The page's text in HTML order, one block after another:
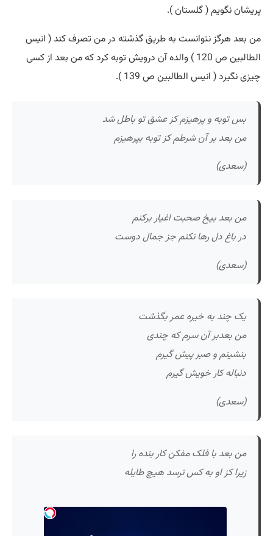
پریشان نگویم ( گلستان ).
من بعد هرگز نتوانست به طریق گذشته در من تصرف کند ( انیس
الطالبین ص 120 ) والده آن درویش توبه کرد که من بعد از کسی
چیزی نگیرد ( انیس الطالبین ص 139 ).
بس توبه و پرهیزم کز عشق تو باطل شد
من بعد بر آن شرطم کز توبه بپرهیزم
(سعدی)
من بعد بیخ صحبت اغیار برکنم
در باغ دل رها نکنم جز جمال دوست
(سعدی)
یک چند به خیره عمر بگذشت
من بعدبر آن سرم که چندی
بنشینم و صبر پیش گیرم
دنباله کار خویش گیرم
(سعدی)
من بعد با فلک مفکن کار بنده را
زیرا کز او به کس نرسد هیچ طایله